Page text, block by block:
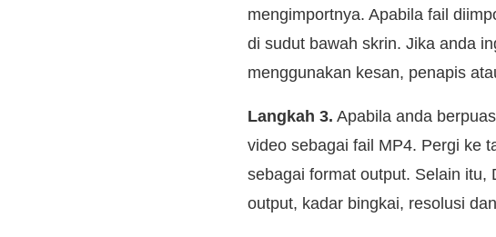
mengimportnya. Apabila fail
di sudut bawah skrin. Jika anda
menggunakan kesan, penapis
Langkah 3. Apabila anda
video sebagai fail MP4. Pergi ke
sebagai format output. Selain itu,
output, kadar bingkai, resolusi